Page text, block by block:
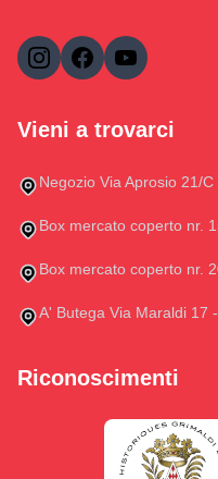
Vieni a trovarci
Negozio Via Aprosio 21/
Box mercato coperto nr.
Box mercato coperto nr.
A' Butega Via Maraldi 17
Riconoscimenti